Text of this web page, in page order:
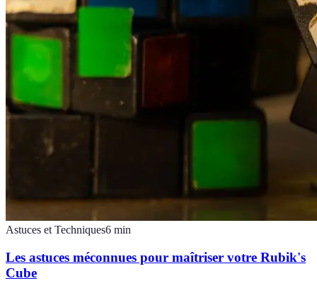
Astuces et Techniques6 min
Les astuces méconnues pour maîtriser votre Rubik's
Cube